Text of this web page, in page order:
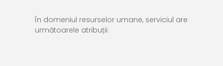
În domeniul resurselor umane, serviciul are
următoarele atribuții: